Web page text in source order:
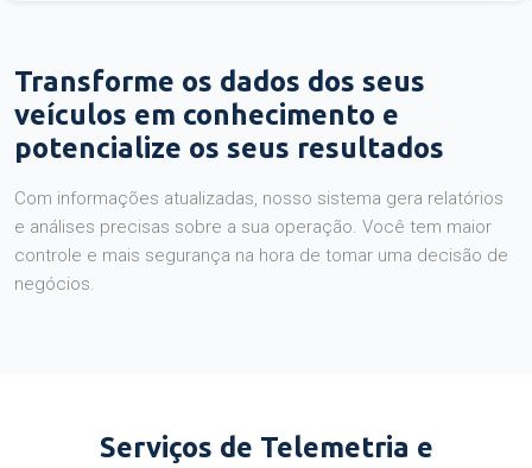
Transforme os dados dos seus
veículos em conhecimento e
potencialize os seus resultados
Com informações atualizadas, nosso sistema gera relatórios
e análises precisas sobre a sua operação. Você tem maior
controle e mais segurança na hora de tomar uma decisão de
negócios.
Serviços de Telemetria e